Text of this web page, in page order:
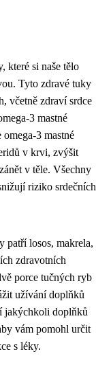
které si naše tělo
Tyto zdravé tuky
včetně zdraví srdce
3 mastné
3 mastné
v krvi, zvýšit
v těle. Všechny
riziko srdečních
patří losos, makrela,
zdravotních
porce tučných ryb
užívání doplňků
jakýchkoli doplňků
vám pomohl určit
s léky.